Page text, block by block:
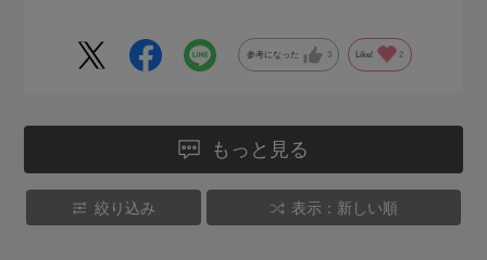
参考になった 3 Like! 2
もっと見る
絞り込み 表示：新しい順